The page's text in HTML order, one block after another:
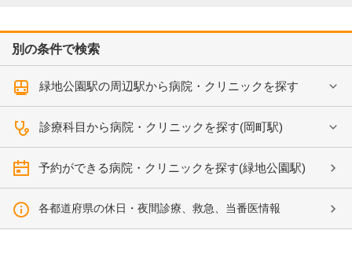
別の条件で検索
緑地公園駅の周辺駅から病院・クリニックを探す
診療科目から病院・クリニックを探す(岡町駅)
予約ができる病院・クリニックを探す(緑地公園駅)
各都道府県の休日・夜間診療、救急、当番医情報